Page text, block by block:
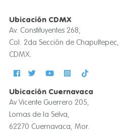
Ubicación CDMX
Av. Constituyentes 268,
Col. 2da Sección de Chapultepec,
CDMX.
Ubicación Cuernavaca
Av Vicente Guerrero 205,
Lomas de la Selva,
62270 Cuernavaca, Mor.